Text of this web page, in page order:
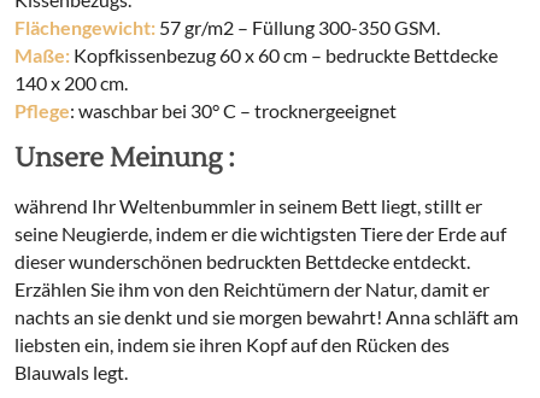
Flächengewicht: 57 gr/m2 – Füllung 300-350 GSM.
Maße: Kopfkissenbezug 60 x 60 cm – bedruckte Bettdecke
140 x 200 cm.
Pflege: waschbar bei 30° C – trocknergeeignet
Unsere Meinung :
während Ihr Weltenbummler in seinem Bett liegt, stillt er
seine Neugierde, indem er die wichtigsten Tiere der Erde auf
dieser wunderschönen bedruckten Bettdecke entdeckt.
Erzählen Sie ihm von den Reichtümern der Natur, damit er
nachts an sie denkt und sie morgen bewahrt! Anna schläft am
liebsten ein, indem sie ihren Kopf auf den Rücken des
Blauwals legt.